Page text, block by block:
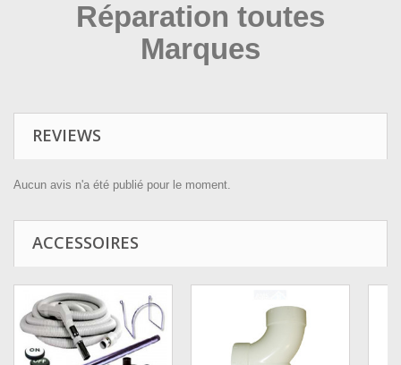
Réparation toutes
Marques
REVIEWS
Aucun avis n'a été publié pour le moment.
ACCESSOIRES